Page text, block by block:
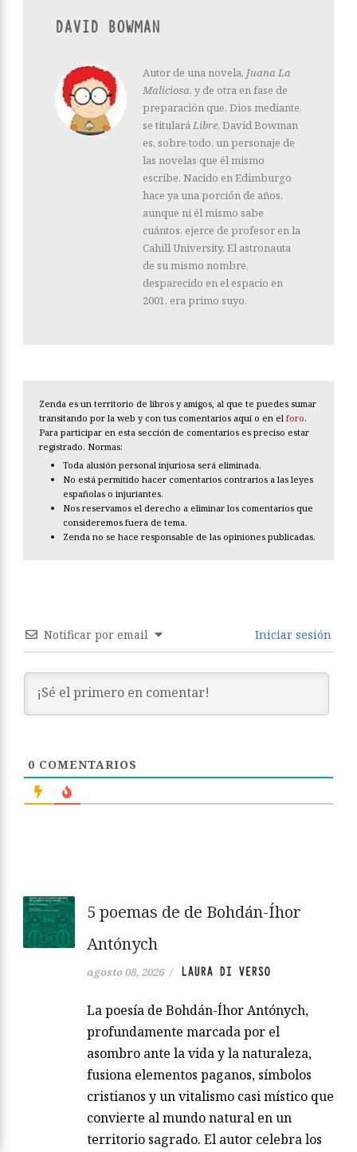
DAVID BOWMAN
Autor de una novela, Juana La
Maliciosa, y de otra en fase de
preparación que, Dios mediante,
se titularáLibre, David Bowman
es, sobre todo, un personaje de
las novelas que él mismo
escribe. Nacido en Edimburgo
hace ya una porción de años,
aunque ni él mismo sabe
cuántos, ejerce de profesor en la
Cahill University. El astronauta
de su mismo nombre,
desparecido en el espacio en
2001, era primo suyo.
Zenda es un territorio de libros y amigos, al que te puedes sumar
transitando por la web y con tus comentarios aquí o en el foro.
Para participar en esta sección de comentarios es preciso estar
registrado. Normas:
Toda alusión personal injuriosa será eliminada.
No está permitido hacer comentarios contrarios a las leyes
españolas o injuriantes.
Nos reservamos el derecho a eliminar los comentarios que
consideremos fuera de tema.
Zenda no se hace responsable de las opiniones publicadas.
Notificar por email Iniciar sesión
0 COMENTARIOS
5 poemas de de Bohdán-Íhor
Antónych
agosto 08, 2026 / LAURA DI VERSO
La poesía de Bohdán-Íhor Antónych,
profundamente marcada por el
asombro ante la vida y la naturaleza,
fusiona elementos paganos, símbolos
cristianos y un vitalismo casi místico que
convierte al mundo natural en un
territorio sagrado. El autor celebra los